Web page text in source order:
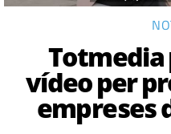
Totmedia
vídeo per
empreses